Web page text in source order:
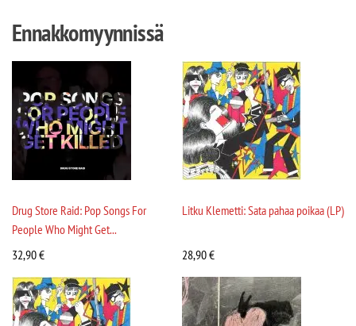
Ennakkomyynnissä
Drug Store Raid: Pop Songs For
People Who Might Get...
32,90€
Litku Klemetti: Sata pahaa poikaa (LP)
28,90€